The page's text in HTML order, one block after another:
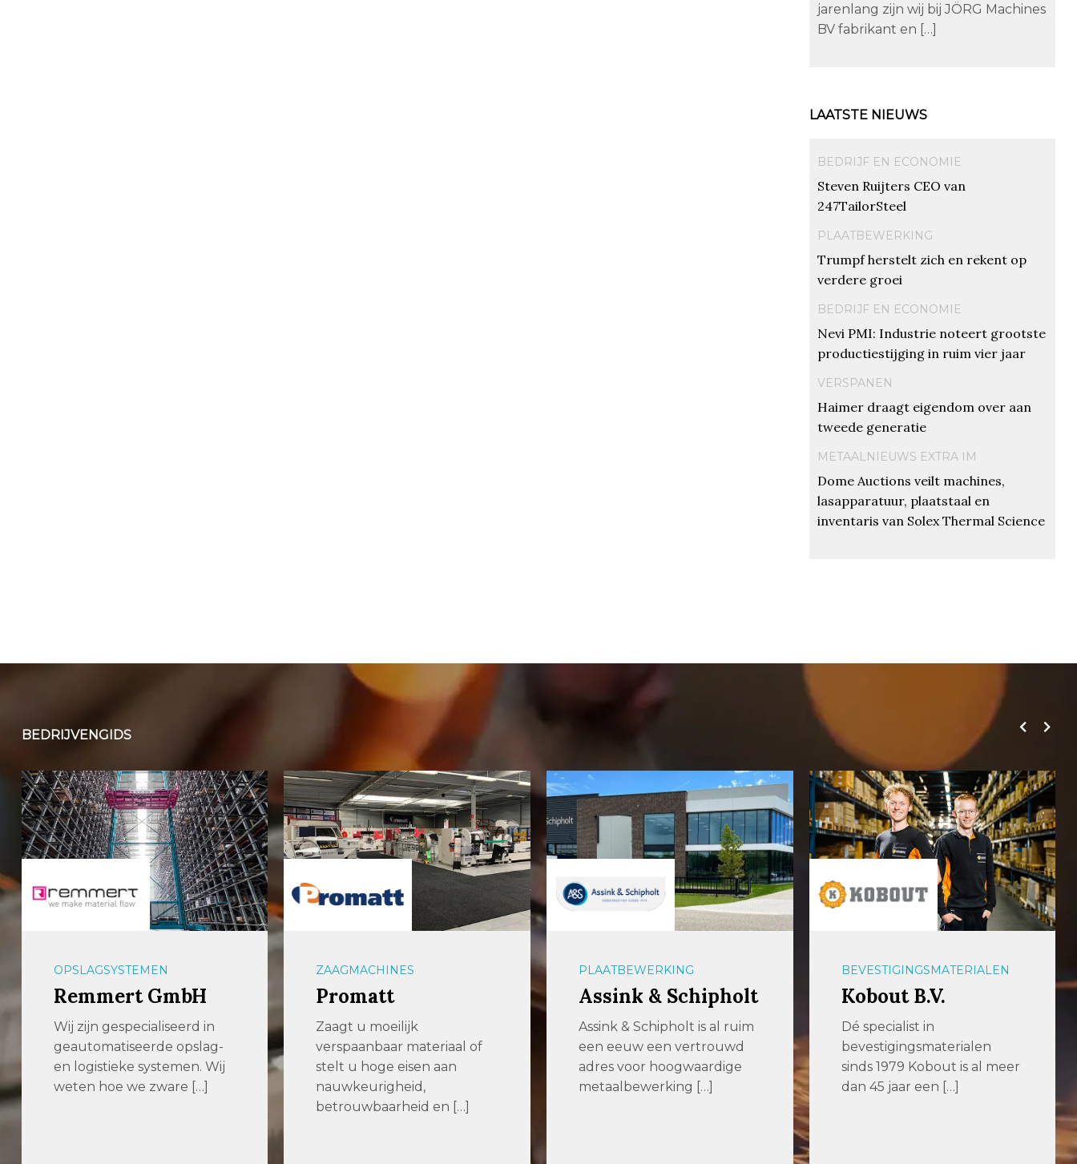
jarenlang zijn wij bij JÖRG Machines
BV fabrikant en […]
LAATSTE NIEUWS
BEDRIJF EN ECONOMIE
Steven Ruijters CEO van
247TailorSteel
PLAATBEWERKING
Trumpf herstelt zich en rekent op
verdere groei
BEDRIJF EN ECONOMIE
Nevi PMI: Industrie noteert grootste
productiestijging in ruim vier jaar
VERSPANEN
Haimer draagt eigendom over aan
tweede generatie
METAALNIEUWS EXTRA IM
Dome Auctions veilt machines,
lasapparatuur, plaatstaal en
inventaris van Solex Thermal Science
BEDRIJVENGIDS
ZAAGMACHINES
Promatt
Zaagt u moeilijk
verspaanbaar materiaal of
stelt u hoge eisen aan
nauwkeurigheid,
PLAATBEWERKING
Assink & Schipholt
Assink & Schipholt is al ruim
een eeuw een vertrouwd
adres voor hoogwaardige
metaalbewerking […]
BEVESTIGINGSMATERIALEN
Kobout B.V.
Dé specialist in
bevestigingsmaterialen
sinds 1979 Kobout is al meer
dan 45 jaar een […]
METAALBEWERKING
KS Parts and
Components
KS Parts and Components is
specialist in hoogwaardige
staalbewerking voor